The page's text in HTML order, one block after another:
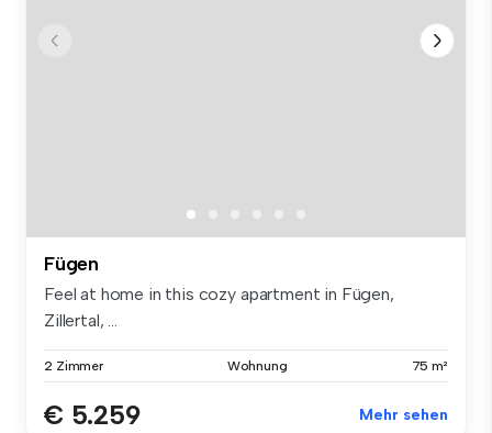
Fügen
Feel at home in this cozy apartment in Fügen,
Zillertal, ...
2 Zimmer Wohnung 75 m²
€ 5.259 Mehr sehen